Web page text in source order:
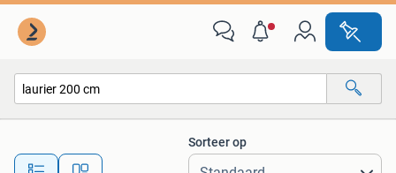
Alle afstanden…
Sorteer op